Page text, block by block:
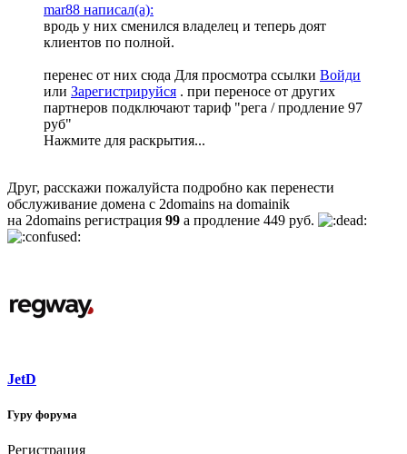
mar88 написал(а):
вродь у них сменился владелец и теперь доят
клиентов по полной.
перенес от них сюда Для просмотра ссылки Войди
или Зарегистрируйся . при переносе от других
партнеров подключают тариф "рега / продление 97
руб"
Нажмите для раскрытия...
Друг, расскажи пожалуйста подробно как перенести
обслуживание домена с 2domains на domainik
на 2domains регистрация 99 а продление 449 руб.
JetD
Гуру форума
Регистрация